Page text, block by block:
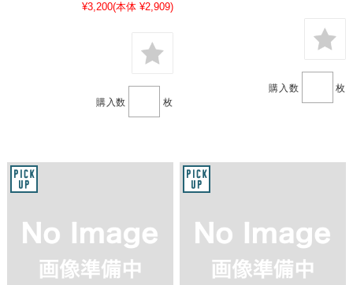
¥3,200(本体 ¥2,909)
購入数 枚
購入数 枚